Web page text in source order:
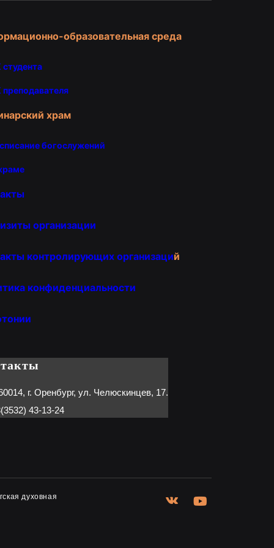
образовательная среда
храм
богослужений
организации
контролирующих организаций
конфиденциальности
г. Оренбург, ул. Челюскинцев, 17.
43-13-24
духовная